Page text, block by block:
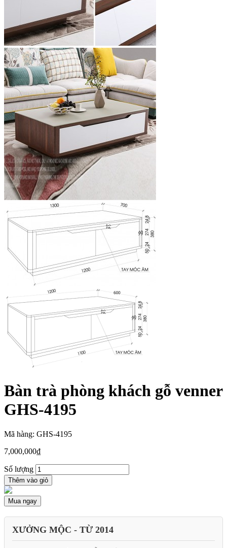
Bàn trà phòng khách gỗ venner
GHS-4195
Mã hàng: GHS-4195
7,000,000₫
Số lượng
Thêm vào giỏ
Mua ngay
XƯỞNG MỘC - TỪ 2014